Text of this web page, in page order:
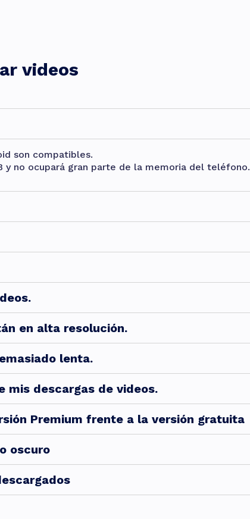
videos
son compatibles.
y no ocupará gran parte de la memoria del teléfono.
en alta resolución.
lenta.
mis descargas de videos.
Premium frente a la versión gratuita
oscuro